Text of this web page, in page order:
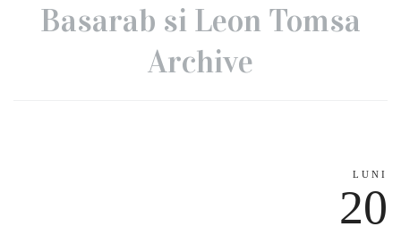
Basarab si Leon Tomsa
Archive
LUNI
20